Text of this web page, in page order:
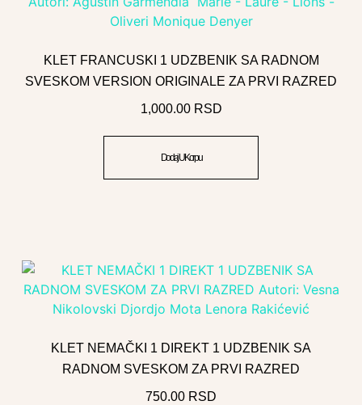
KLET FRANCUSKI 1 UDZBENIK SA RADNOM
SVESKOM VERSION ORIGINALE ZA PRVI RAZRED
1,000.00 RSD
Dodaj U Korpu
KLET NEMAČKI 1 DIREKT 1 UDZBENIK SA
RADNOM SVESKOM ZA PRVI RAZRED
750.00 RSD